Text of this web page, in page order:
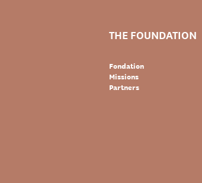
THE FOUNDATION
Fondation
Missions
Partners